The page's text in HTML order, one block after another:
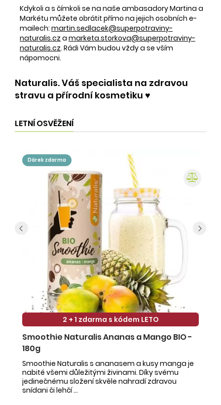
Kdykoli a s čímkoli se na naše ambasadory Martina a
Markétu můžete obrátit přímo na jejich osobních e-
mailech: martin.sedlacek@superpotraviny-
naturalis.cz a marketa.storkova@superpotraviny-
naturalis.cz. Rádi Vám budou vždy a se vším
nápomocni.
Naturalis. Váš specialista na zdravou
stravu a přírodní kosmetiku ♥️
LETNÍ OSVĚŽENÍ
dárek zdarma
2 + 1 zdarma s kódem LETO
Smoothie Naturalis Ananas a Mango BIO -
180g
Smoothie Naturalis s ananasem a kusy manga je
nabité všemi důležitými živinami. Díky svému
jedinečnému složení skvěle nahradí zdravou
snídani či lehčí ...